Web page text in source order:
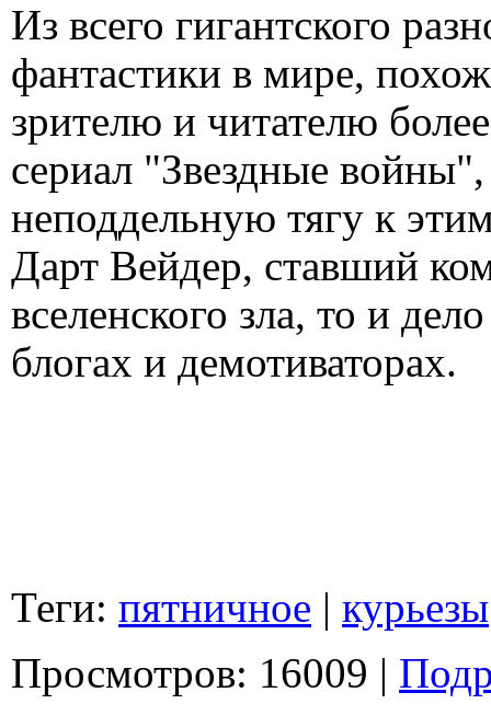
Из всего гигантского
фантастики в мире,
зрителю и читателю
сериал "Звездные
неподдельную тягу к
Дарт Вейдер, ставший
вселенского зла, то и
блогах и демотиваторах.
Теги: пятничное | курьезы
Просмотров: 16009 |